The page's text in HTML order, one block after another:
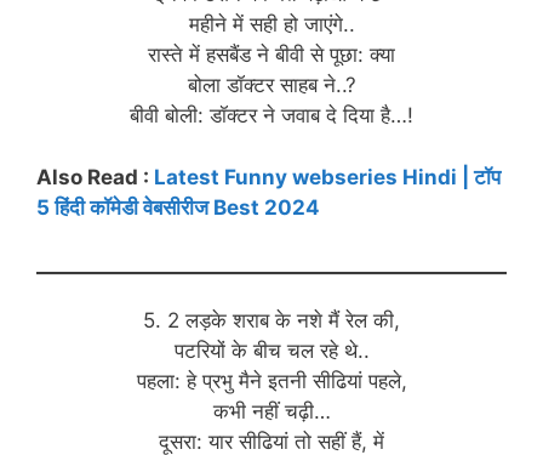
महीने में सही हो जाएंगे..
रास्ते में हसबैंड ने बीवी से पूछा: क्या
बोला डॉक्टर साहब ने..?
बीवी बोली: डॉक्टर ने जवाब दे दिया है…!
Also Read : Latest Funny webseries Hindi | टॉप
5 हिंदी कॉमेडी वेबसीरीज Best 2024
5. 2 लड़के शराब के नशे मैं रेल की,
पटरियों के बीच चल रहे थे..
पहला: हे प्रभु मैने इतनी सीढियां पहले,
कभी नहीं चढ़ी…
दूसरा: यार सीढियां तो सहीं हैं, में